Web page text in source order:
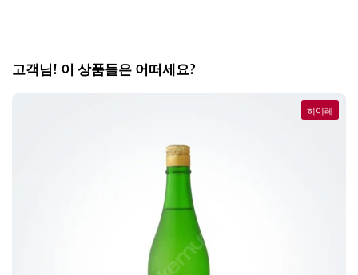
고객님! 이 상품들은 어떠세요?
히이레